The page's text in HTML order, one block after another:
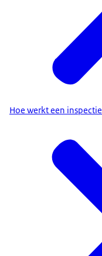
Hoe werkt een